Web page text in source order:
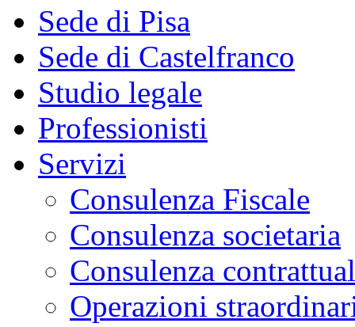
Sede di Pisa
Sede di Castelfranco
Studio legale
Professionisti
Servizi
Consulenza Fiscale
Consulenza societaria
Consulenza
Operazioni